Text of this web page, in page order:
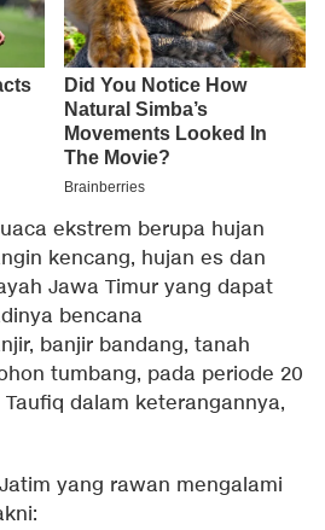
ekstrem berupa hujan
kencang, hujan es dan
Jawa Timur yang dapat
bencana
banjir bandang, tanah
tumbang, pada periode 20
dalam keterangannya,
yang rawan mengalami